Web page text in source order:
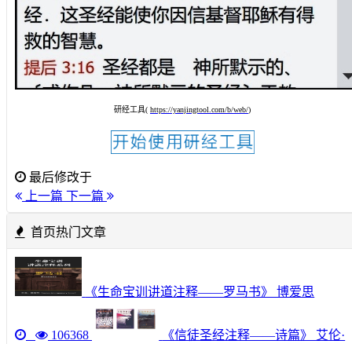
研经工具( https://yanjingtool.com/b/web/)
最后修改于
上一篇 下一篇
首页热门文章
《生命宝训讲道注释——罗马书》 博爱思
106368
《信徒圣经注释——诗篇》 艾伦·